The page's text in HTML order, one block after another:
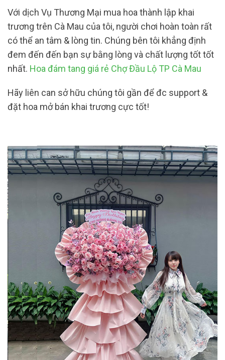
Với dịch Vụ Thương Mại mua hoa thành lập khai
trương trên Cà Mau của tôi, người chơi hoàn toàn rất
có thể an tâm & lòng tin. Chúng bên tôi khẳng định
đem đến đến bạn sự bằng lòng và chất lượng tốt tốt
nhất. Hoa đám tang giá rẻ Chợ Đầu Lộ TP Cà Mau
Hãy liên can sở hữu chúng tôi gần để đc support &
đặt hoa mở bán khai trương cực tốt!